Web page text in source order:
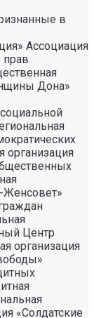
в
отделение Общероссийского общественного движения «За права человека» ЧЕЧЕНСКАЯ РЕГИОНАЛЬНАЯ ОБЩЕСТВЕННАЯ ОРГАНИЗАЦИЯ «ПРАВОЗАЩИТНЫЙ ЦЕНТР ЧЕЧЕНСКОЙ РЕСПУБЛИКИ» Межрегиональный общественный экологический фонд «ИСАР-СИБИРЬ» ОБЩЕСТВЕННАЯ ОРГАНИЗАЦИЯ «ПЕРМСКИЙ РЕГИОНАЛЬНЫЙ ПРАВОЗАЩИТНЫЙ ЦЕНТР» Региональная общественная организация по улучшению качества жизни общества «Сибирская линия жизни» Фонд в поддержку демократии «ГОЛОС» Региональная общественная организация «Еврейский общинный культурный центр Рязанской области «Хесед-Тшува» Региональная общественная организация «Экологическая вахта Сахалина» Региональная общественная организация «Экологическая вахта Сахалина» Автономная некоммерческая организация «Информационно- исследовательский центр «Ясавэй Манзара» Межрегиональная общественная благотворительная организация «Общество защиты прав потребителей и охраны окружающей среды «ПРИНЦИПЪ» Автономная некоммерческая организация «Дальневосточный центр развития гражданских инициатив и социального партнерства» Союз общественных объединений «Российский исследовательский центр по правам человека» Фонд содействия развитию гражданского общества и правам человека «Женщины Дона» Красноярское региональное экологическое общественное движение «Друзья сибирских лесов» Омская городская общественная организация «Фотоклуб «Со-бытие» Региональное общественное учреждение научно-информационный центр «МЕМОРИАЛ» Иркутская региональная общественная организация «Байкальская Экологическая Волна» Некоммерческая организация «Фонд защиты гласности» Автономная некоммерческая организация «Институт прав человека» Межрегиональная общественная организация «Центр содействия коренным малочисленным народам Севера» Местная общественная благотворительная экологическая организация Зеленый Мир Автономная некоммерческая организация «Правозащитная организация «МАШР» Калининградская региональная общественная организация содействия развитию женского сообщества «Мир женщины» Региональная общественная организация «Информационно- исследовательский центр «Панорама» Забайкальское краевое общественное учреждение «Общественный экологический центр «Даурия» Городская общественная организация «Екатеринбургское общество «МЕМОРИАЛ» Межрегиональная общественная организация «Комитет по предотвращению пыток» Межрегиональная общественная организация «Бюро общественных расследований» Нижегородская региональная общественная организация «Институт прогнозирования и урегулирования политических конфликтов» Городская общественная организация «Рязанское историко- просветительское и правозащитное общество «Мемориал» (Рязанский Мемориал) Санкт-Петербургская общественная организация «Общество содействия социальной защите граждан «Петербургская ЭГИДА» Челябинский региональный орган общественной самодеятельности